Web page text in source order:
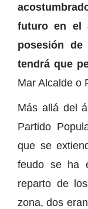
futuro en el
posesión
tendrá que
Mar Alcalde o
Más allá del
Partido
que se
feudo se ha
reparto de
zona, dos